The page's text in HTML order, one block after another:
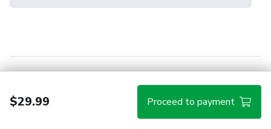
$29.99 Proceed to payment
Hotmart — 2011-2026 © All rights reserved.